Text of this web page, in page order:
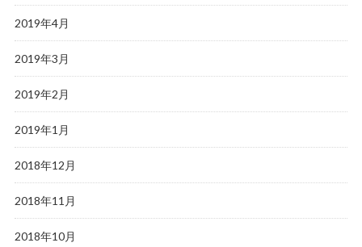
2019年4月
2019年3月
2019年2月
2019年1月
2018年12月
2018年11月
2018年10月